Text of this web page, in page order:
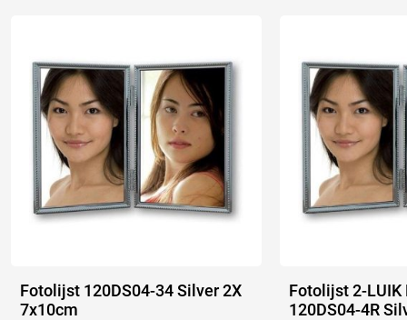
Fotolijst 120DS04-34 Silver 2X
7x10cm
Fotolijst 2-LUIK
120DS04-4R